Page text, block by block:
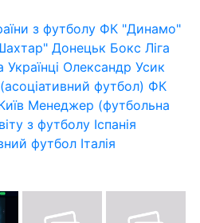
з футболу ФК "Динамо"
Донецьк Бокс Ліга
Українці Олександр Усик
футбол) ФК
Менеджер (футбольна
з футболу Іспанія
футбол Італія